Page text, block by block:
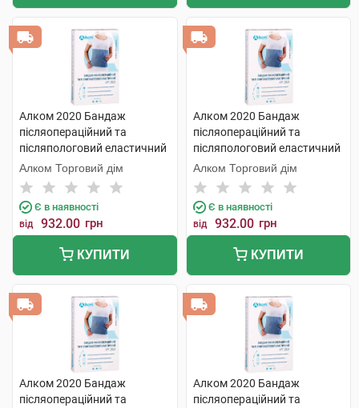
Алком 2020 Бандаж
післяопераційний та
післяпологовий еластичний
розмір 5 1 шт
Алком Торговий дім
Є в наявності
від 932.00 грн
КУПИТИ
Алком 2020 Бандаж
післяопераційний та
післяпологовий еластичний
розмір 6 1 шт
Алком Торговий дім
Є в наявності
від 932.00 грн
КУПИТИ
Алком 2020 Бандаж
післяопераційний та
Алком 2020 Бандаж
післяопераційний та